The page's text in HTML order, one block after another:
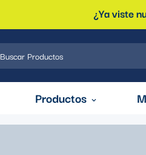
¿Ya viste
Buscar Productos
Productos